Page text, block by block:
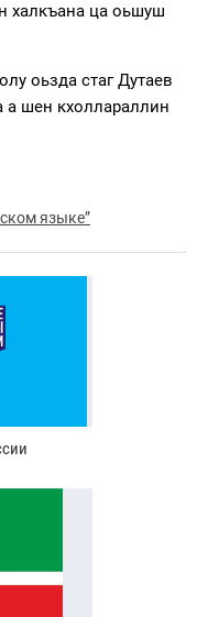
халкъана ца оьшуш
оьзда стаг Дутаев
а шен кхоллараллин
языке”